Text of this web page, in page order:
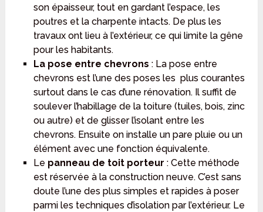
son épaisseur, tout en gardant l’espace, les
poutres et la charpente intacts. De plus les
travaux ont lieu à l’extérieur, ce qui limite la gêne
pour les habitants.
La pose entre chevrons : La pose entre
chevrons est l’une des poses les plus courantes
surtout dans le cas d’une rénovation. Il suffit de
soulever l’habillage de la toiture (tuiles, bois, zinc
ou autre) et de glisser l’isolant entre les
chevrons. Ensuite on installe un pare pluie ou un
élément avec une fonction équivalente.
Le panneau de toit porteur : Cette méthode
est réservée à la construction neuve. C’est sans
doute l’une des plus simples et rapides à poser
parmi les techniques d’isolation par l’extérieur. Le